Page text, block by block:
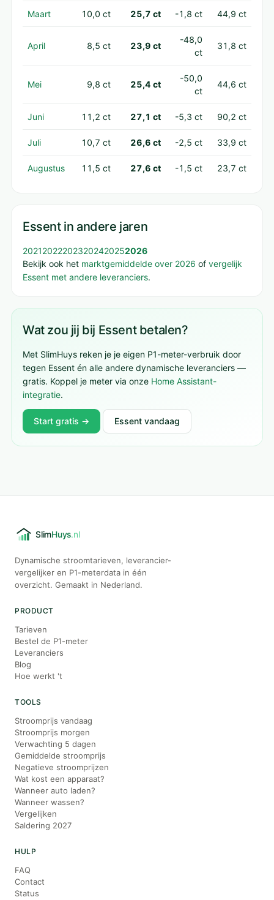
Maart 10,0 ct 25,7 ct -1,8 ct 44,9 ct
April 8,5 ct 23,9 ct
-48,0
ct
31,8 ct
Mei 9,8 ct 25,4 ct
-50,0
ct
44,6 ct
Juni 11,2 ct 27,1 ct -5,3 ct 90,2 ct
Juli 10,7 ct 26,6 ct -2,5 ct 33,9 ct
Augustus 11,5 ct 27,6 ct -1,5 ct 23,7 ct
Essent in andere jaren
202120222023202420252026
Bekijk ook het marktgemiddelde over 2026 of vergelijk
Essent met andere leveranciers.
Wat zou jij bij Essent betalen?
Met SlimHuys reken je je eigen P1-meter-verbruik door
tegen Essent én alle andere dynamische leveranciers —
gratis. Koppel je meter via onze Home Assistant-
integratie.
Start gratis → Essent vandaag
Dynamische stroomtarieven, leverancier-
vergelijker en P1-meterdata in één
overzicht. Gemaakt in Nederland.
PRODUCT
Tarieven
Bestel de P1-meter
Leveranciers
Blog
Hoe werkt 't
TOOLS
Stroomprijs vandaag
Stroomprijs morgen
Verwachting 5 dagen
Gemiddelde stroomprijs
Negatieve stroomprijzen
Wat kost een apparaat?
Wanneer auto laden?
Wanneer wassen?
Vergelijken
Saldering 2027
HULP
FAQ
Contact
Status